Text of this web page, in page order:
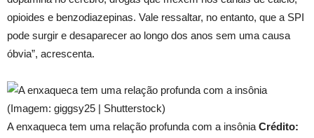
opioides e benzodiazepinas. Vale ressaltar, no entanto, que a SPI
pode surgir e desaparecer ao longo dos anos sem uma causa
óbvia”, acrescenta.
A enxaqueca tem uma relação profunda com a insônia Crédito: